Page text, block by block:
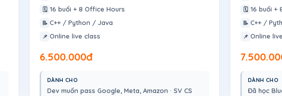
🗓️ 16 buổi + 8 Office Hours
📝 C++ / Python / Java
📌 Online live class
6.500.000đ
DÀNH CHO
Dev muốn pass Google, Meta, Amazon · SV CS
🗓️ 16 buổi +
📝 C++ /
📌 Online
DÀNH CHO
Đã học